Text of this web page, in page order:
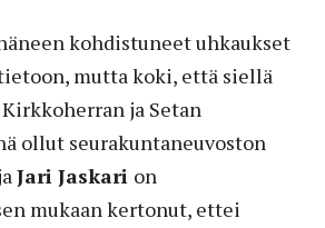
kohdistuneet uhkaukset
mutta koki, että siellä
ja Setan
ollut seurakuntaneuvoston
Jari Jaskari on
mukaan kertonut, ettei